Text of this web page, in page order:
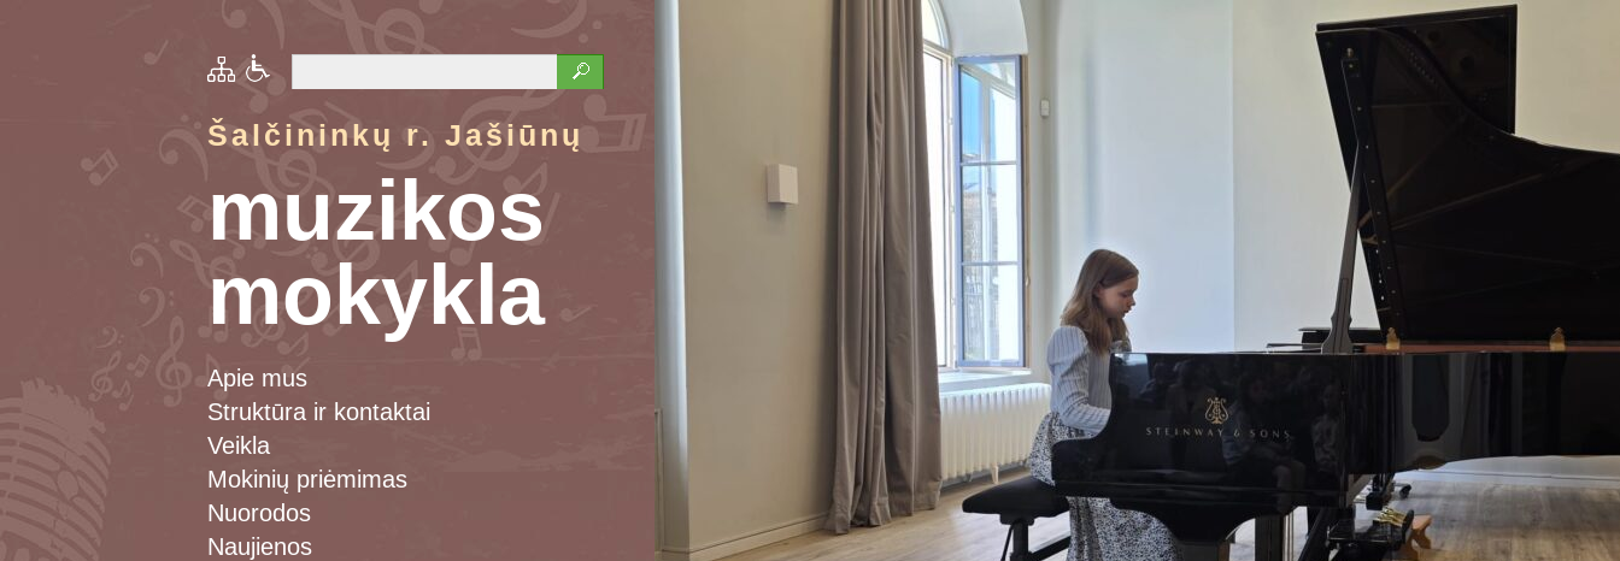
Šalčininkų r. Jašiūnų
muzikos
mokykla
Apie mus
Struktūra ir kontaktai
Veikla
Mokinių priėmimas
Nuorodos
Naujienos